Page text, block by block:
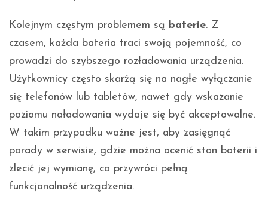
Kolejnym częstym problemem są baterie. Z
czasem, każda bateria traci swoją pojemność, co
prowadzi do szybszego rozładowania urządzenia.
Użytkownicy często skarżą się na nagłe wyłączanie
się telefonów lub tabletów, nawet gdy wskazanie
poziomu naładowania wydaje się być akceptowalne.
W takim przypadku ważne jest, aby zasięgnąć
porady w serwisie, gdzie można ocenić stan baterii i
zlecić jej wymianę, co przywróci pełną
funkcjonalność urządzenia.